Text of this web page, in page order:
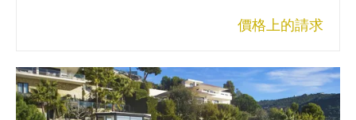
價格上的請求